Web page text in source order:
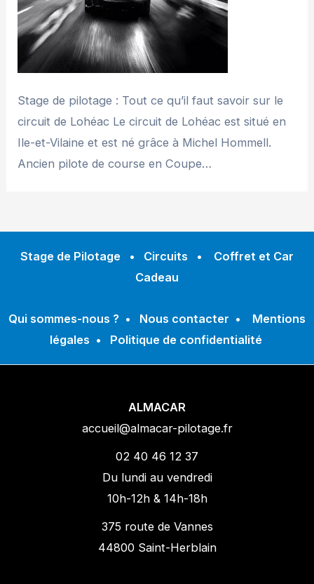
Stage de pilotage : Tout ce qu’il faut savoir sur le
circuit de Lohéac Le circuit de Lohéac est situé en
Ile-et-Vilaine et est né grâce à Michel Hommell.
Ancien pilote de course en Coupe…
Stage de Pilotage • Circuits • Coffret et Car
Cadeau
Qui sommes-nous ? • Nous contacter • Mentions
légales • Politique de confidentialité
ALMACAR
accueil@almacar-pilotage.fr
02 40 46 12 37
Du lundi au vendredi
10h-12h & 14h-18h
375 route de Vannes
44800 Saint-Herblain